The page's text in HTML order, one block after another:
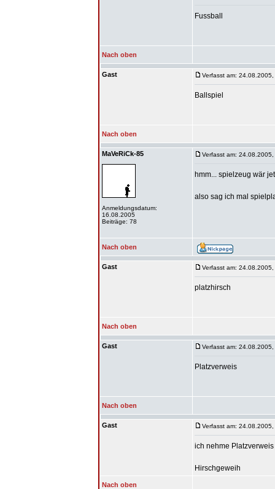
Fussball
Nach oben
Gast Verfasst am:
Ballspiel
Nach oben
MaVeRiCk-85
Anmeldungsdatum:
16.08.2005
Beiträge: 78
Verfasst am:
hmm... spielzeug wär
also sag ich mal
Nach oben
Gast Verfasst am:
platzhirsch
Nach oben
Gast Verfasst am:
Platzverweis
Nach oben
Gast Verfasst am:
ich nehme
Hirschgeweih
Nach oben